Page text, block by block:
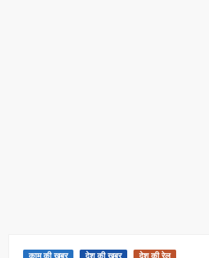
काम की ख़बर देश की ख़बर देश की रेल